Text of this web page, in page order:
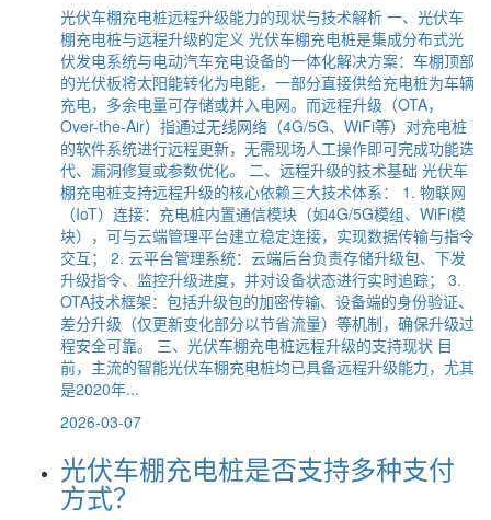
光伏车棚充电桩远程升级能力的现状与技术解析 一、光伏车
棚充电桩与远程升级的定义 光伏车棚充电桩是集成分布式光
伏发电系统与电动汽车充电设备的一体化解决方案：车棚顶部
的光伏板将太阳能转化为电能，一部分直接供给充电桩为车辆
充电，多余电量可存储或并入电网。而远程升级（OTA，
Over-the-Air）指通过无线网络（4G/5G、WiFi等）对充电桩
的软件系统进行远程更新，无需现场人工操作即可完成功能迭
代、漏洞修复或参数优化。 二、远程升级的技术基础 光伏车
棚充电桩支持远程升级的核心依赖三大技术体系： 1. 物联网
（IoT）连接：充电桩内置通信模块（如4G/5G模组、WiFi模
块），可与云端管理平台建立稳定连接，实现数据传输与指令
交互； 2. 云平台管理系统：云端后台负责存储升级包、下发
升级指令、监控升级进度，并对设备状态进行实时追踪； 3.
OTA技术框架：包括升级包的加密传输、设备端的身份验证、
差分升级（仅更新变化部分以节省流量）等机制，确保升级过
程安全可靠。 三、光伏车棚充电桩远程升级的支持现状 目
前，主流的智能光伏车棚充电桩均已具备远程升级能力，尤其
是2020年...
2026-03-07
光伏车棚充电桩是否支持多种支付
方式？